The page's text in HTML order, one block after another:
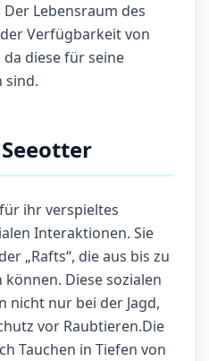
Lebensraum des
Verfügbarkeit von
diese für seine
sind.
ihr verspieltes
Interaktionen. Sie
„Rafts“, die aus bis zu
Diese sozialen
nicht nur bei der Jagd,
vor Raubtieren.Die
Tauchen in Tiefen von